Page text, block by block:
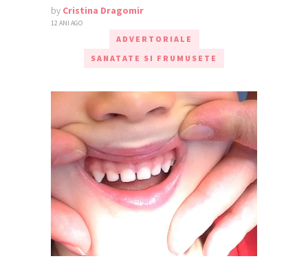
by Cristina Dragomir
12 ANI AGO
ADVERTORIALE
SANATATE SI FRUMUSETE